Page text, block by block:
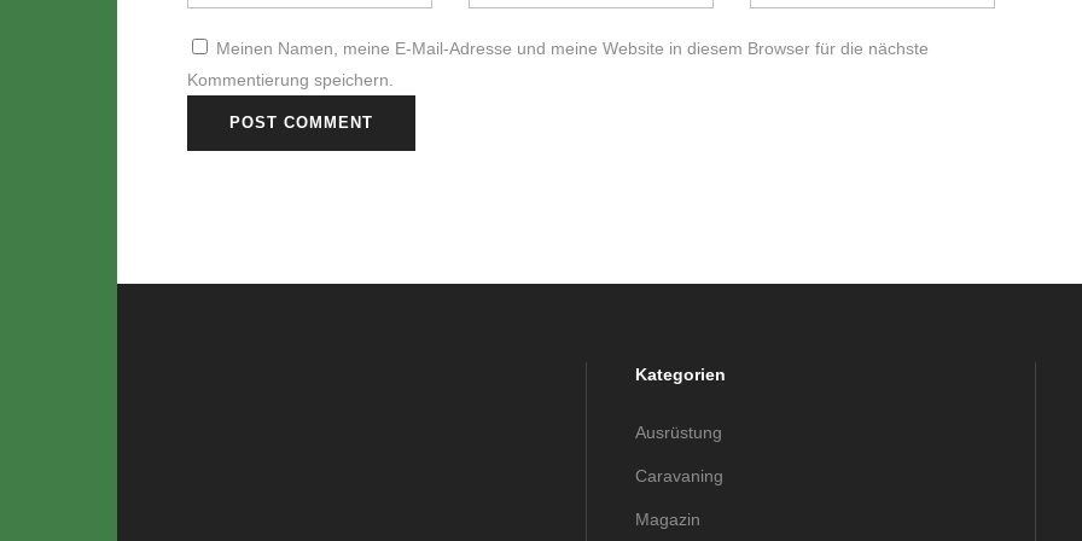
Meinen Namen, meine E-Mail-Adresse und meine Website in diesem Browser für die nächste
Kommentierung speichern.
Kategorien
Ausrüstung
Caravaning
Magazin